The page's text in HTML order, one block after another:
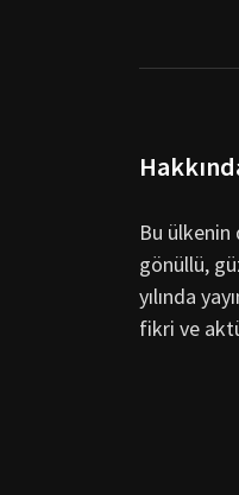
Bu ülkenin
gönüllü,
yılında
fikri ve